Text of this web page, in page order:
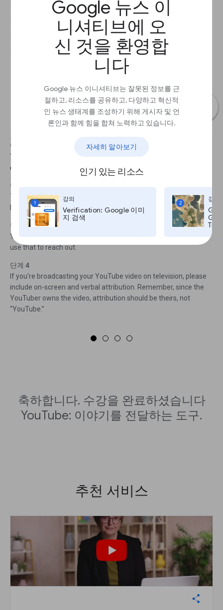
Google 뉴스 이
니셔티브에 오
신 것을 환영합
니다
Google 뉴스 이니셔티브는 잘못된 정보를 근
절하고, 리소스를 공유하고, 다양하고 혁신적
인 뉴스 생태계를 조성하기 위해 게시자 및 언
론인과 함께 힘을 합쳐 노력하고 있습니다.
자세히 알아보기
인기 있는 리소스
1
강의
Verification: Google 이미
지 검색
2
강의
단계 1
To contact a YouTube user, click on their username to go to their
channel.
단계 2
Then click About. Here you can see what personal information
he or she has shared (name, website, location, etc.).
단계 3
You can also find out if they’ve shared their contact email and
use that to reach out.
단계 4
If you’re broadcasting your YouTube video on television, please
include on-screen and verbal attribution. Remember, since the
YouTuber owns the video, attribution should be theirs, not
“YouTube.”
축하합니다. 수강을 완료하셨습니다
YouTube: 이야기를 전달하는 도구.
추천 서비스